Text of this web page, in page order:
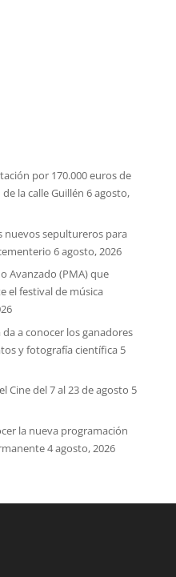
por 170.000 euros de
la calle Guillén 6 agosto,
sepultureros para
6 agosto, 2026
Avanzado (PMA) que
el festival de música
a conocer los ganadores
y fotografía científica 5
Cine del 7 al 23 de agosto 5
la nueva programación
4 agosto, 2026